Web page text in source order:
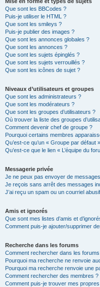
Que sont les BBCodes ?
Puis-je utiliser le HTML ?
Que sont les smileys ?
Puis-je publier des images ?
Que sont les annonces globales ?
Que sont les annonces ?
Que sont les sujets épinglés ?
Que sont les sujets verrouillés ?
Que sont les icônes de sujet ?
Niveaux d’utilisateurs et groupes
Que sont les administrateurs ?
Que sont les modérateurs ?
Que sont les groupes d’utilisateurs ?
Où trouver la liste des groupes
Comment devenir chef de groupe ?
Pourquoi certains membres
Qu’est-ce qu’un « Groupe par défaut
Qu’est-ce que le lien « L’équipe du
Messagerie privée
Je ne peux pas envoyer de
Je reçois sans arrêt des messages
J’ai reçu un spam ou un courriel
Amis et ignorés
Que sont mes listes d’amis et
Comment puis-je ajouter/supprimer
Recherche dans les forums
Comment rechercher dans les
Pourquoi ma recherche ne renvoie
Pourquoi ma recherche renvoie une
Comment rechercher des membres ?
Comment puis-je trouver mes